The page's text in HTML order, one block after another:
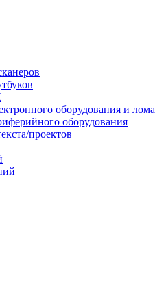
оборудования и лома
оборудования
проектов